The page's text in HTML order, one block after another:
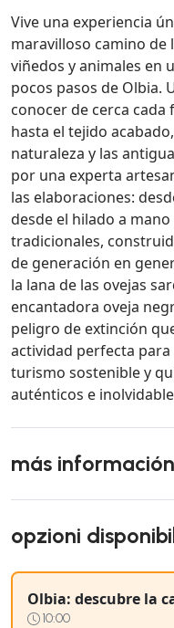
Vive una experiencia
maravilloso camino de
viñedos y animales en
pocos pasos de Olbia.
conocer de cerca cada
hasta el tejido
naturaleza y las
por una experta
las elaboraciones:
desde el hilado a
tradicionales,
de generación en
la lana de las ovejas
encantadora oveja
peligro de extinción
actividad perfecta
turismo sostenible y
auténticos e
más información
opzioni
Olbia: descubre la
10:00